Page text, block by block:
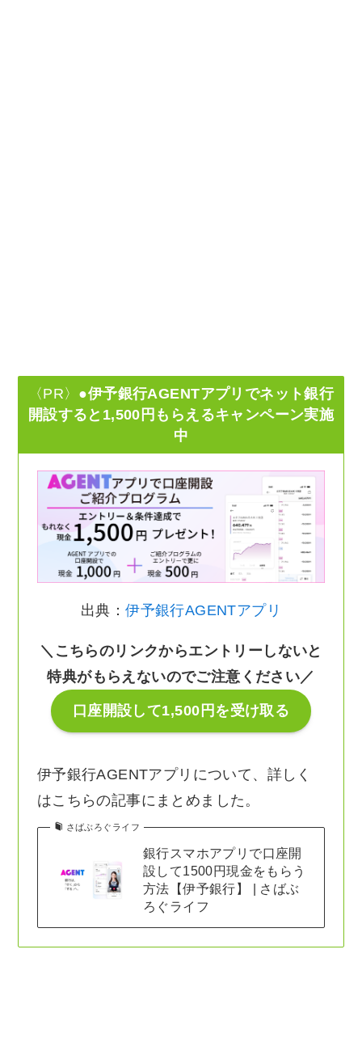
〈PR〉 ●伊予銀行AGENTアプリでネット銀行
開設すると1,500円もらえるキャンペーン実施
中
出典：伊予銀行AGENTアプリ
＼こちらのリンクからエントリーしないと
特典がもらえないのでご注意ください／
口座開設して1,500円を受け取る
伊予銀行AGENTアプリについて、詳しく
はこちらの記事にまとめました。
さばぶろぐライフ
銀行スマホアプリで口座開
設して1500円現金をもらう
方法【伊予銀行】 | さばぶ
ろぐライフ